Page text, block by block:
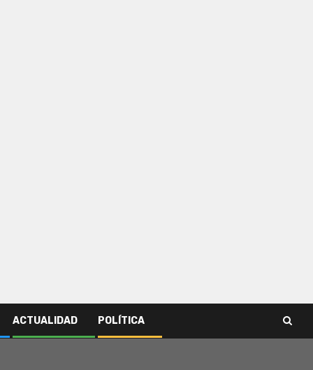
ACTUALIDAD POLÍTICA